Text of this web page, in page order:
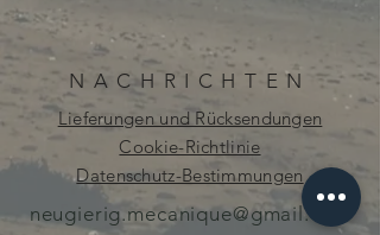
NACHRICHTEN
Lieferungen und Rücksendungen
Cookie-Richtlinie
Datenschutz-Bestimmungen
neugierig.mecanique@gmail.com